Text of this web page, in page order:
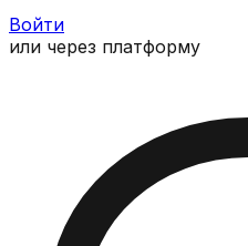
Войти
или через платформу